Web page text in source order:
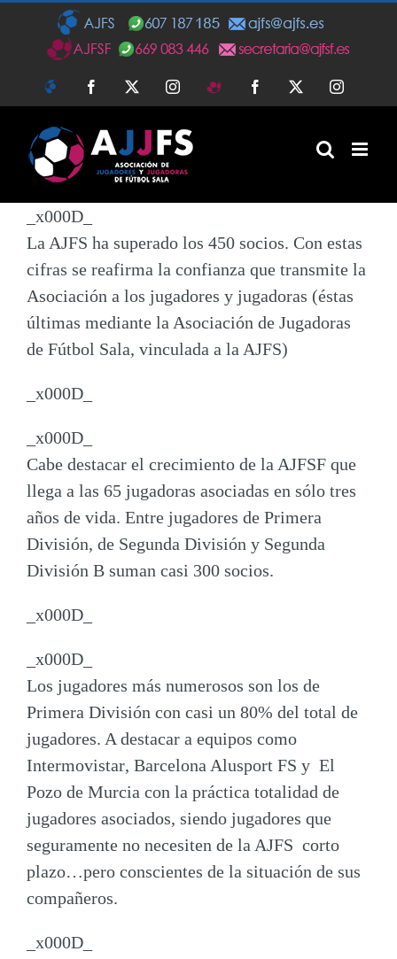
contenido
AJFS FacebookTwitterInstagram
AJFSF FacebookTwitterInstagram
_x000D_
La AJFS ha superado los 450 socios. Con estas
cifras se reafirma la confianza que transmite la
Asociación a los jugadores y jugadoras (éstas
últimas mediante la Asociación de Jugadoras
de Fútbol Sala, vinculada a la AJFS)
_x000D_
_x000D_
Cabe destacar el crecimiento de la AJFSF que
llega a las 65 jugadoras asociadas en sólo tres
años de vida. Entre jugadores de Primera
División, de Segunda División y Segunda
División B suman casi 300 socios.
_x000D_
_x000D_
Los jugadores más numerosos son los de
Primera División con casi un 80% del total de
jugadores. A destacar a equipos como
Intermovistar, Barcelona Alusport FS y El
Pozo de Murcia con la práctica totalidad de
jugadores asociados, siendo jugadores que
seguramente no necesiten de la AJFS corto
plazo…pero conscientes de la situación de sus
compañeros.
_x000D_